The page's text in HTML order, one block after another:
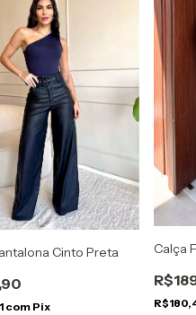
Cinto Preta
com Pix
Calça